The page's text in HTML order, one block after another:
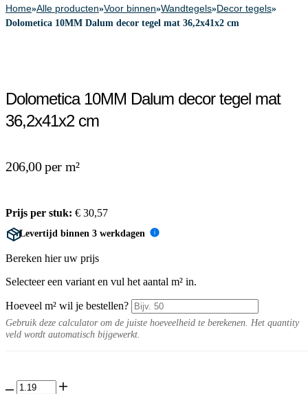
Home»Alle producten»Voor binnen»Wandtegels»Decor tegels»
Dolometica 10MM Dalum decor tegel mat 36,2x41x2 cm
Dolometica 10MM Dalum decor tegel mat
36,2x41x2 cm
206,00 per m²
Prijs per stuk: € 30,57
Levertijd binnen 3 werkdagen i
Bereken hier uw prijs
Selecteer een variant en vul het aantal m² in.
Hoeveel m² wil je bestellen?
Gebruik deze calculator om de juiste hoeveelheid te berekenen. Het quantity
veld wordt automatisch bijgewerkt.
Dolometica